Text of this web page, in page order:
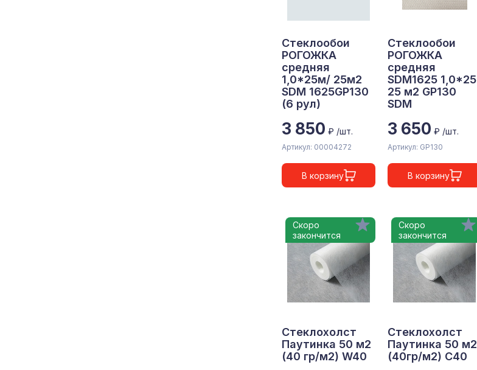
Стеклообои
РОГОЖКА
средняя
1,0*25м/ 25м2
SDM 1625GP130
(6 рул)
3 850 ₽ /шт.
Артикул: 00004272
В корзину
Стеклообои
РОГОЖКА
средняя
SDM1625 1,0*25
25 м2 GP130
SDM
3 650 ₽ /шт.
Артикул: GP130
В корзину
Скоро
закончится
Стеклохолст
Паутинка 50 м2
(40 гр/м2) W40
Скоро
закончится
Стеклохолст
Паутинка 50 м2
(40гр/м2) С40